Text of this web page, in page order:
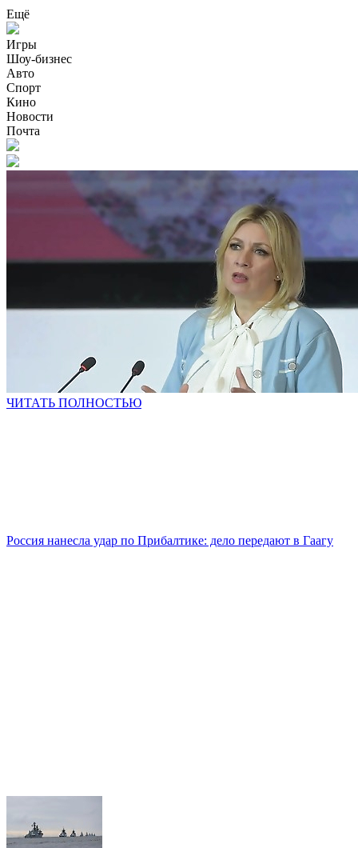
Ещё
Игры
Шоу-бизнес
Авто
Спорт
Кино
Новости
Почта
ЧИТАТЬ ПОЛНОСТЬЮ
Россия нанесла удар по Прибалтике: дело передают в Гаагу